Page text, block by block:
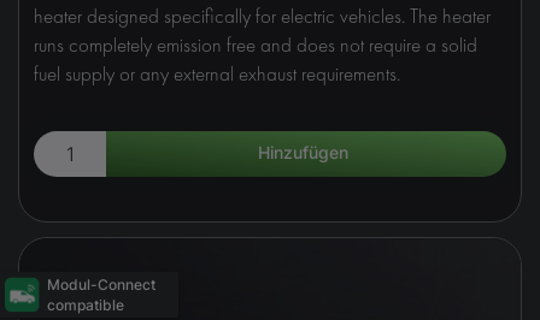
heater designed specifically for electric vehicles. The heater
runs completely emission free and does not require a solid
fuel supply or any external exhaust requirements.
Modul-Connect
compatible